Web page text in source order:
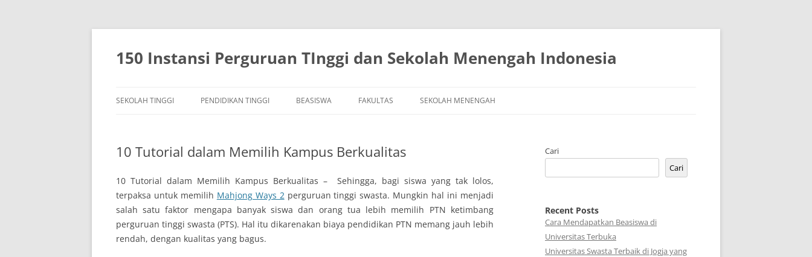
150 Instansi Perguruan TInggi dan Sekolah Menengah Indonesia
SEKOLAH TINGGI PENDIDIKAN TINGGI BEASISWA FAKULTAS SEKOLAH MENENGAH
10 Tutorial dalam Memilih Kampus Berkualitas
10 Tutorial dalam Memilih Kampus Berkualitas – Sehingga, bagi siswa yang tak lolos,
terpaksa untuk memilih Mahjong Ways 2perguruan tinggi swasta. Mungkin hal ini menjadi
salah satu faktor mengapa banyak siswa dan orang tua lebih memilih PTN ketimbang
perguruan tinggi swasta (PTS). Hal itu dikarenakan biaya pendidikan PTN memang jauh lebih
rendah, dengan kualitas yang bagus.
Cari
Cari
Recent Posts
Cara Mendapatkan Beasiswa di
Universitas Terbuka
Universitas Swasta Terbaik di Jogja yang